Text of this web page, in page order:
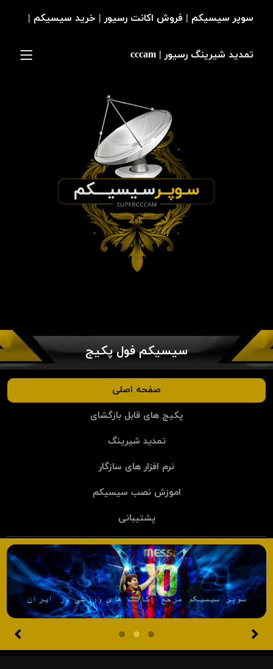
سیسیکم فول پکیج
صفحه اصلی
پکیج های قابل بازگشای
تمدید شیرینگ
نرم افزار های سازگار
اموزش نصب سیسیکم
پشتیبانی
سوپر سیسیکم | فروش اکانت رسیور | خرید سیسیکم |
تمدید شیرینگ رسیور | cccam